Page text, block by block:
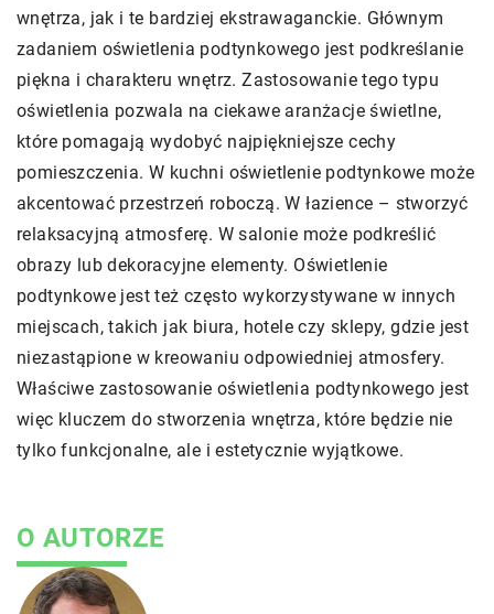
wnętrza, jak i te bardziej ekstrawaganckie. Głównym
zadaniem oświetlenia podtynkowego jest podkreślanie
piękna i charakteru wnętrz. Zastosowanie tego typu
oświetlenia pozwala na ciekawe aranżacje świetlne,
które pomagają wydobyć najpiękniejsze cechy
pomieszczenia. W kuchni oświetlenie podtynkowe może
akcentować przestrzeń roboczą. W łazience – stworzyć
relaksacyjną atmosferę. W salonie może podkreślić
obrazy lub dekoracyjne elementy. Oświetlenie
podtynkowe jest też często wykorzystywane w innych
miejscach, takich jak biura, hotele czy sklepy, gdzie jest
niezastąpione w kreowaniu odpowiedniej atmosfery.
Właściwe zastosowanie oświetlenia podtynkowego jest
więc kluczem do stworzenia wnętrza, które będzie nie
tylko funkcjonalne, ale i estetycznie wyjątkowe.
O AUTORZE